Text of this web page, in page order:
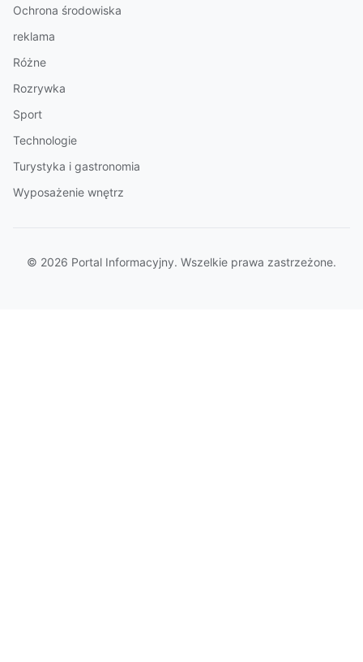
Ochrona środowiska
reklama
Różne
Rozrywka
Sport
Technologie
Turystyka i gastronomia
Wyposażenie wnętrz
© 2026 Portal Informacyjny. Wszelkie prawa zastrzeżone.